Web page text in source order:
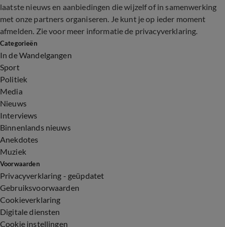
laatste nieuws en aanbiedingen die wijzelf of in samenwerking
met onze partners organiseren. Je kunt je op ieder moment
afmelden. Zie voor meer informatie de privacyverklaring.
Categorieën
In de Wandelgangen
Sport
Politiek
Media
Nieuws
Interviews
Binnenlands nieuws
Anekdotes
Muziek
Voorwaarden
Privacyverklaring - geüpdatet
Gebruiksvoorwaarden
Cookieverklaring
Digitale diensten
Cookie instellingen